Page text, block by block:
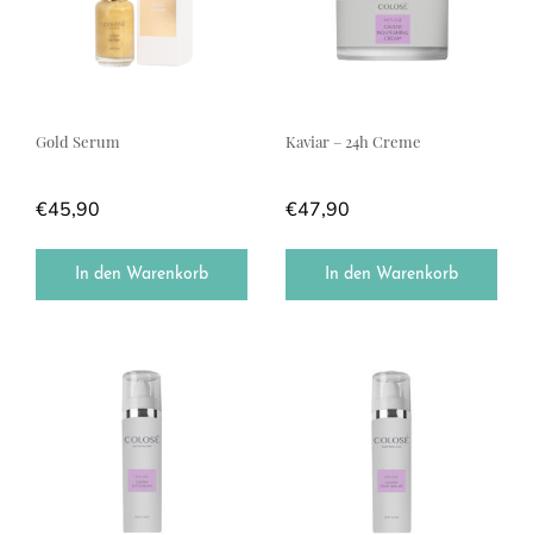
Gold Serum
€45,90
In den Warenkorb
Kaviar – 24h Creme
€47,90
In den Warenkorb